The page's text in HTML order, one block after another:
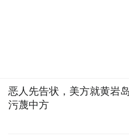
恶人先告状，美方就黄岩岛
污蔑中方